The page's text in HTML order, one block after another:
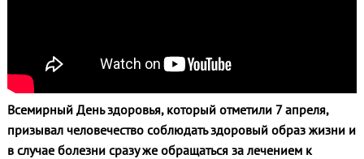
Всемирный День здоровья, который отметили 7 апреля,
призывал человечество соблюдать здоровый образ жизни и
в случае болезни сразу же обращаться за лечением к